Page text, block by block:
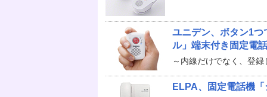
ユニデン、ボタン1
ル」端末付き固定電話
～内線だけでなく、登
ELPA、固定電話機